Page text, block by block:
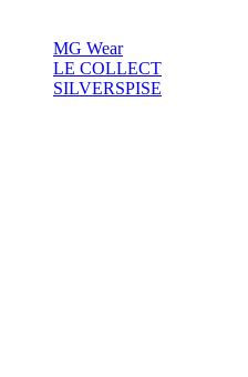
MG Wear
LE COLLECT
SILVERSPISE